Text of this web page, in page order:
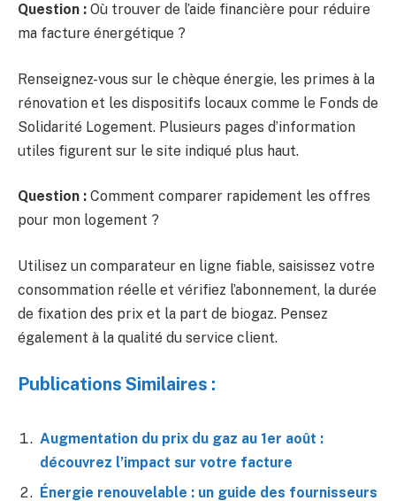
Question : Où trouver de l’aide financière pour réduire
ma facture énergétique ?
Renseignez-vous sur le chèque énergie, les primes à la
rénovation et les dispositifs locaux comme le Fonds de
Solidarité Logement. Plusieurs pages d’information
utiles figurent sur le site indiqué plus haut.
Question : Comment comparer rapidement les offres
pour mon logement ?
Utilisez un comparateur en ligne fiable, saisissez votre
consommation réelle et vérifiez l’abonnement, la durée
de fixation des prix et la part de biogaz. Pensez
également à la qualité du service client.
Publications Similaires :
Augmentation du prix du gaz au 1er août :
découvrez l’impact sur votre facture
Énergie renouvelable : un guide des fournisseurs